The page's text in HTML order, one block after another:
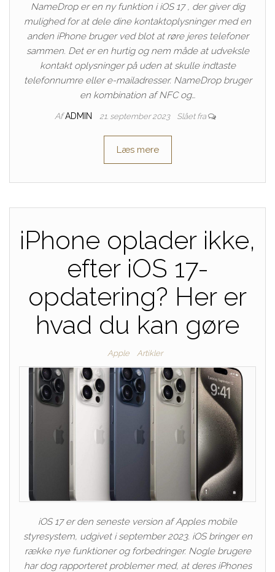
NameDrop er en ny funktion i iOS 17 , der giver dig
mulighed for at dele dine kontaktoplysninger med en
anden iPhone bruger ved blot at røre jeres telefoner
sammen. Det er en hurtig og nem måde at udveksle
kontakt oplysninger på uden at skulle indtaste
telefonnumre eller e-mailadresser. NameDrop bruger
en kombination af NFC og…
Af ADMIN 21. september 2023 Slået fra
Læs mere
iPhone oplader ikke,
efter iOS 17-
opdatering? Her er
hvad du kan gøre
Apple Artikler
iOS 17 er den seneste version af Apples mobile
styresystem, udgivet i september 2023. iOS bringer en
række nye funktioner og forbedringer. Nogle brugere
har dog rapporteret problemer med, at deres iPhones